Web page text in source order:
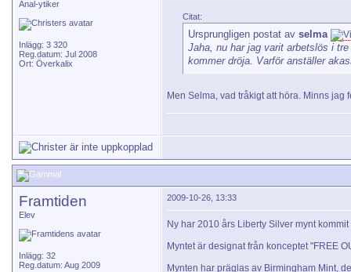
Anal-ytiker
Inlägg: 3 320
Reg.datum: Jul 2008
Ort: Överkalix
Citat:
Ursprungligen postat av selma
Jaha, nu har jag varit arbetslös i
kommer dröja. Varför anställer
Men Selma, vad tråkigt att höra. Minns
Framtiden
Elev
Inlägg: 32
Reg.datum: Aug 2009
2009-10-26, 13:33
Ny har 2010 års Liberty Silver mynt kommit
Myntet är designat från konceptet "FREE
Mynten har präglas av Birmingham Mint,